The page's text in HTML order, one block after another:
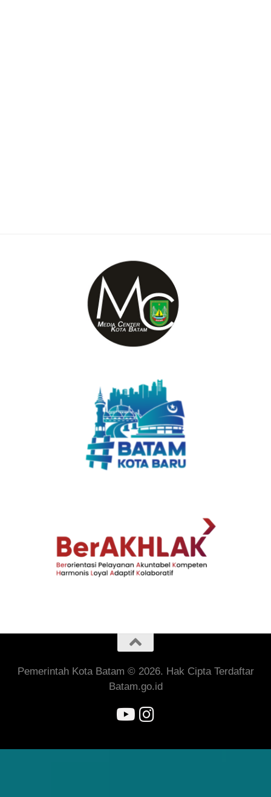
Pemerintah Kota Batam © 2026. Hak Cipta Terdaftar
Batam.go.id